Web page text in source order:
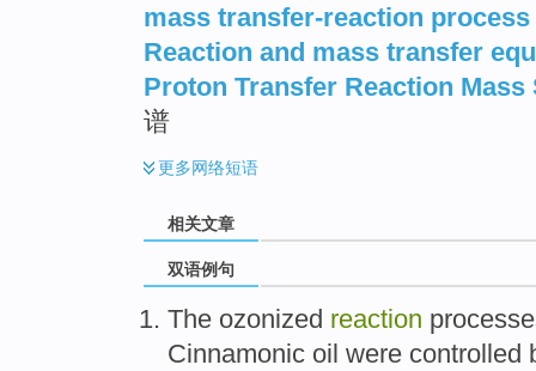
mass transfer-reaction process
Reaction and mass transfer
Proton Transfer Reaction
谱
更多网络短语
相关文章
双语例句
The ozonized reaction
Cinnamonic oil were controlled